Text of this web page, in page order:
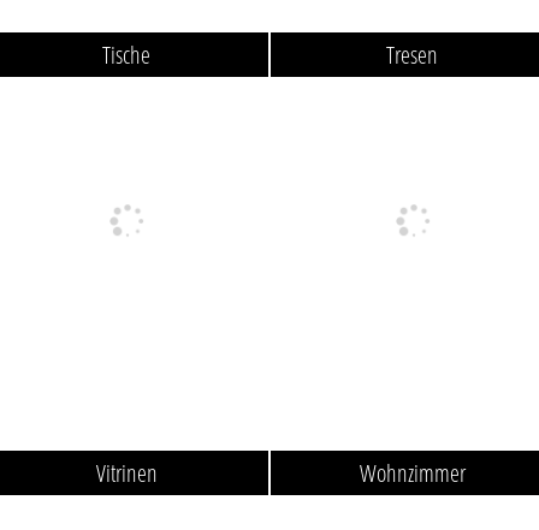
Tische Tresen
Vitrinen Wohnzimmer